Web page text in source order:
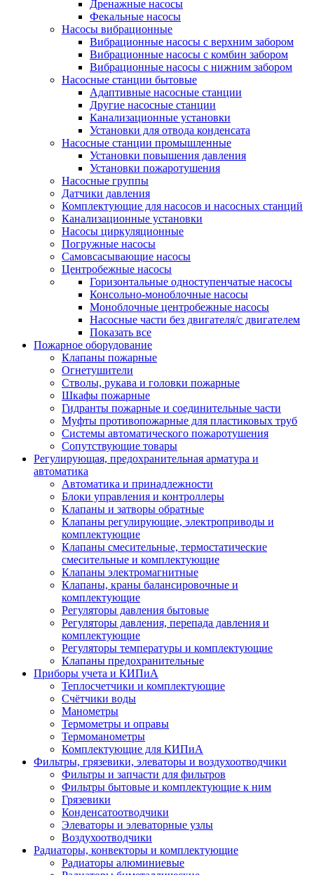
Дренажные насосы
Фекальные насосы
Насосы вибрационные
Вибрационные насосы с верхним забором
Вибрационные насосы с комбин забором
Вибрационные насосы с нижним забором
Насосные станции бытовые
Адаптивные насосные станции
Другие насосные станции
Канализационные установки
Установки для отвода конденсата
Насосные станции промышленные
Установки повышения давления
Установки пожаротушения
Насосные группы
Датчики давления
Комплектующие для насосов и насосных станций
Канализационные установки
Насосы циркуляционные
Погружные насосы
Самовсасывающие насосы
Центробежные насосы
Горизонтальные одноступенчатые насосы
Консольно-моноблочные насосы
Моноблочные центробежные насосы
Насосные части без двигателя/с двигателем
Показать все
Пожарное оборудование
Клапаны пожарные
Огнетушители
Стволы, рукава и головки пожарные
Шкафы пожарные
Гидранты пожарные и соединительные части
Муфты противопожарные для пластиковых труб
Системы автоматического пожаротушения
Сопутствующие товары
Регулирующая, предохранительная арматура и
автоматика
Автоматика и принадлежности
Блоки управления и контроллеры
Клапаны и затворы обратные
Клапаны регулирующие, электроприводы и
комплектующие
Клапаны смесительные, термостатические
смесительные и комплектующие
Клапаны электромагнитные
Клапаны, краны балансировочные и
комплектующие
Регуляторы давления бытовые
Регуляторы давления, перепада давления и
комплектующие
Регуляторы температуры и комплектующие
Клапаны предохранительные
Приборы учета и КИПиА
Теплосчетчики и комплектующие
Счётчики воды
Манометры
Термометры и оправы
Термоманометры
Комплектующие для КИПиА
Фильтры, грязевики, элеваторы и воздухоотводчики
Фильтры и запчасти для фильтров
Фильтры бытовые и комплектующие к ним
Грязевики
Конденсатоотводчики
Элеваторы и элеваторные узлы
Воздухоотводчики
Радиаторы, конвекторы и комплектующие
Радиаторы алюминиевые